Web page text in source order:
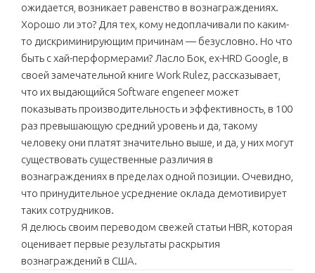
ожидается, возникает равенство в вознаграждениях.
Хорошо ли это? Для тех, кому недоплачивали по каким-
то дискриминирующим причинам — безусловно. Но что
быть с хай-перформерами? Ласло Бок, ex-HRD Google, в
своей замечательной книге Work Rulez, рассказывает,
что их выдающийся Software engeneer может
показывать производительность и эффективность, в 100
раз превышающую средний уровень и да, такому
человеку они платят значительно выше, и да, у них могут
существовать существенные различия в
вознаграждениях в пределах одной позиции. Очевидно,
что принудительное усреднение оклада демотивирует
таких сотрудников.
Я делюсь своим переводом свежей статьи HBR, которая
оценивает первые результаты раскрытия
вознаграждений в США.